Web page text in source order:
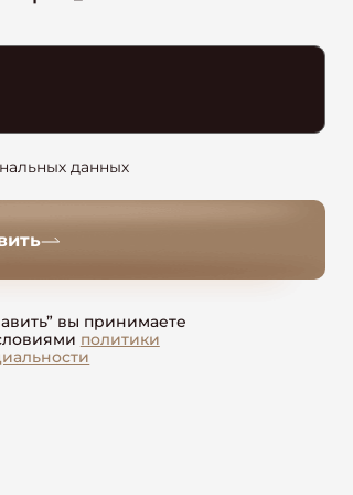
данных
вы принимаете
политики